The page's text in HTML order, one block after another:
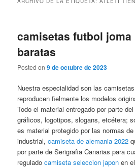
camisetas futbol joma
baratas
Posted on9 de octubre de 2023
Nuestra especialidad son las
reproducen fielmente los modelos
Todo el material entregado por parte
gráficos, logotipos, slogans, etcétera;
es material protegido por las normas
industrial,camiseta de alemania 2022
por parte de Serigrafia Canarias para
reguladocamiseta seleccion japon en